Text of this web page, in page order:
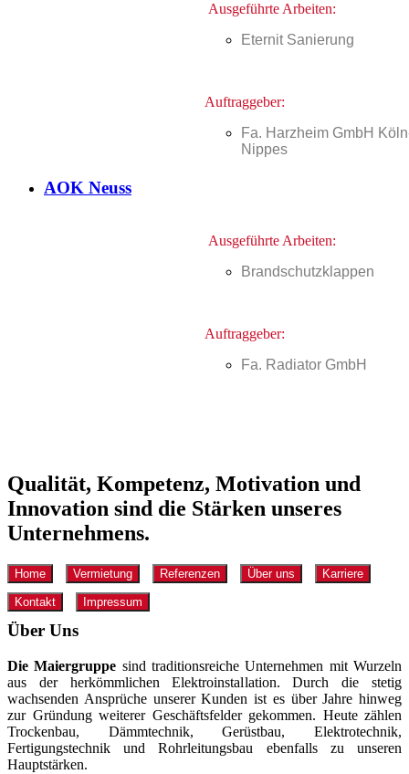
Ausgeführte Arbeiten:
Eternit Sanierung
Auftraggeber:
Fa. Harzheim GmbH
Nippes
AOK Neuss
Ausgeführte Arbeiten:
Brandschutzklappen
Auftraggeber:
Fa. Radiator GmbH
Qualität, Kompetenz, Motivation und
Innovation sind die Stärken unseres
Unternehmens.
Home Vermietung Referenzen Über uns Karriere
Kontakt Impressum
Über Uns
Die Maiergruppe sind traditionsreiche Unternehmen mit Wurzeln
aus der herkömmlichen Elektroinstallation. Durch die stetig
wachsenden Ansprüche unserer Kunden ist es über Jahre hinweg
zur Gründung weiterer Geschäftsfelder gekommen. Heute zählen
Trockenbau, Dämmtechnik, Gerüstbau, Elektrotechnik,
Fertigungstechnik und Rohrleitungsbau ebenfalls zu unseren
Hauptstärken.